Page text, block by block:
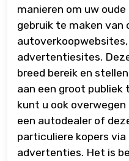
manieren om uw
gebruik te maken van
advertentiesites.
breed bereik en
aan een groot publiek
kunt u ook
een autodealer of
particuliere kopers
advertenties. Het is